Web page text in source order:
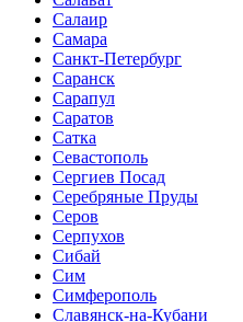
Салаир
Самара
Санкт-Петербург
Саранск
Сарапул
Саратов
Сатка
Севастополь
Сергиев Посад
Серебряные Пруды
Серов
Серпухов
Сибай
Сим
Симферополь
Славянск-на-Кубани